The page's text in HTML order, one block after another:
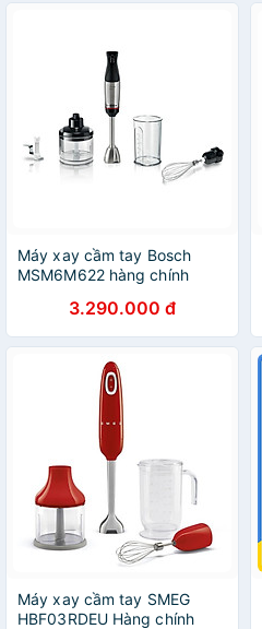
Máy xay cầm tay Bosch
MSM6M622 hàng chính
3.290.000 đ
Máy xay cầm tay SMEG
HBF03RDEU Hàng chính